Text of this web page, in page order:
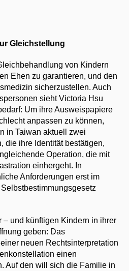
Gleichstellung
von Kindern
Ehen zu garantieren, und den
sicherzustellen. Auch
sieht Victoria Hsu
Um ihre Ausweispapiere
anpassen zu können,
in Taiwan aktuell zwei
die ihre Identität bestätigen,
Operation, die mit
einhergeht. In
Anforderungen erst im
und künftigen Kindern in ihrer
geben: Das
neuen Rechtsinterpretation
einen
Auf den will sich die Familie in